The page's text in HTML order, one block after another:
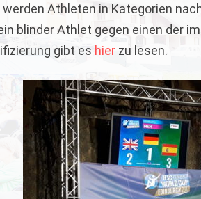
Athleten in Kategorien
blinder Athlet gegen einen der
gibt es hier zu lesen.